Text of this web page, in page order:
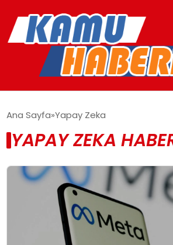
YAŞAM
GÜNCEL
Ana Sayfa Yapay Zeka
YAPAY ZEKA